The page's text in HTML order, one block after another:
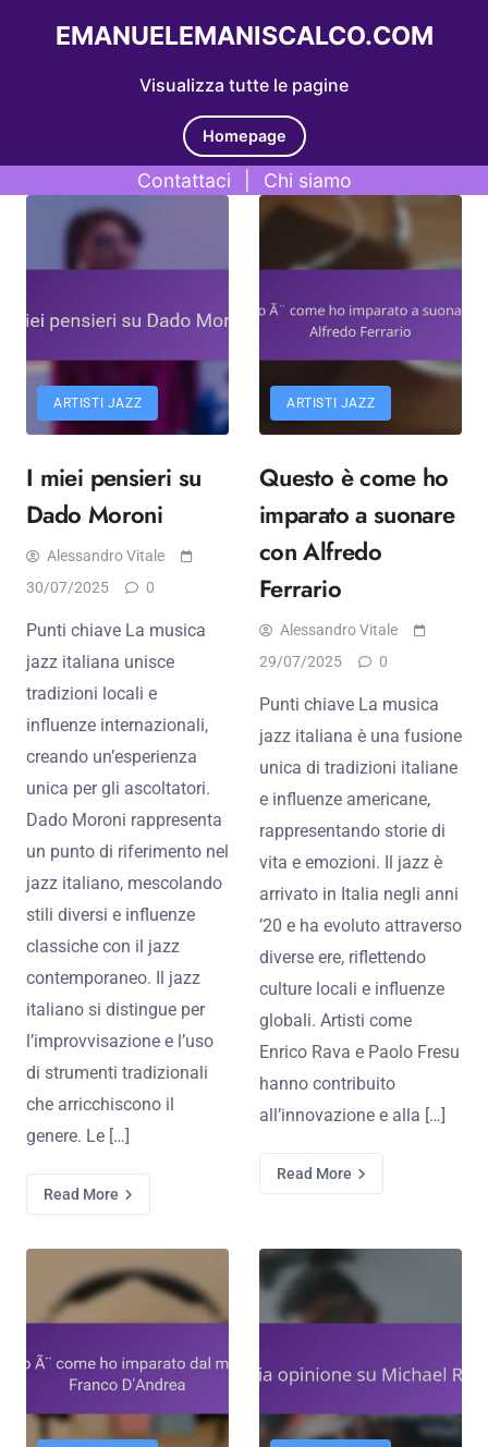
Visualizza tutte le pagine
EMANUELEMANISCALCO.COM
Homepage
Contattaci Chi siamo
Skip to content
ARTISTI JAZZ
I miei pensieri su
Dado Moroni
Alessandro Vitale
30/07/2025
0
Punti chiave La musica
jazz italiana unisce
tradizioni locali e
influenze internazionali,
creando un’esperienza
unica per gli ascoltatori.
Dado Moroni rappresenta
un punto di riferimento nel
jazz italiano, mescolando
stili diversi e influenze
classiche con il jazz
contemporaneo. Il jazz
italiano si distingue per
l’improvvisazione e l’uso
di strumenti tradizionali
che arricchiscono il
genere. Le […]
Read More
ARTISTI JAZZ
Questo è come ho
imparato a suonare
con Alfredo
Ferrario
Alessandro Vitale
29/07/2025
0
Punti chiave La musica
jazz italiana è una fusione
unica di tradizioni italiane
e influenze americane,
rappresentando storie di
vita e emozioni. Il jazz è
arrivato in Italia negli anni
’20 e ha evoluto attraverso
diverse ere, riflettendo
culture locali e influenze
globali. Artisti come
Enrico Rava e Paolo Fresu
hanno contribuito
all’innovazione e alla […]
Read More